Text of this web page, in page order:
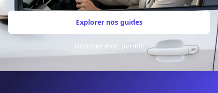
Explorer nos guides
Financer mon permis